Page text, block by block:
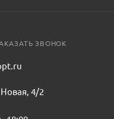
ЗВОНОК
Новая, 4/2